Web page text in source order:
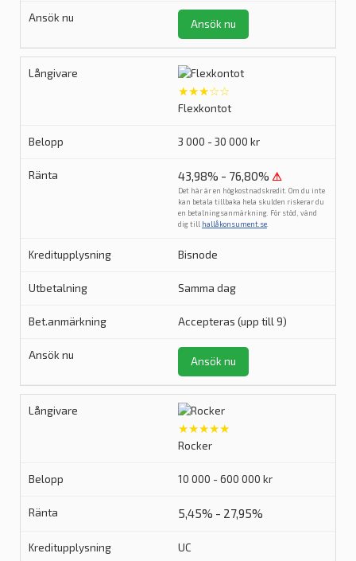
Ansök nu
★★★☆☆
Flexkontot
3 000 - 30 000 kr
43,98% - 76,80% ⚠
Det här är en högkostnadskredit. Om du inte
kan betala tillbaka hela skulden riskerar du
en betalningsanmärkning. För stöd, vänd
dig till hallåkonsument.se
Bisnode
Samma dag
Accepteras (upp till 9)
Ansök nu
★★★★★
Rocker
10 000 - 600 000 kr
5,45% - 27,95%
UC